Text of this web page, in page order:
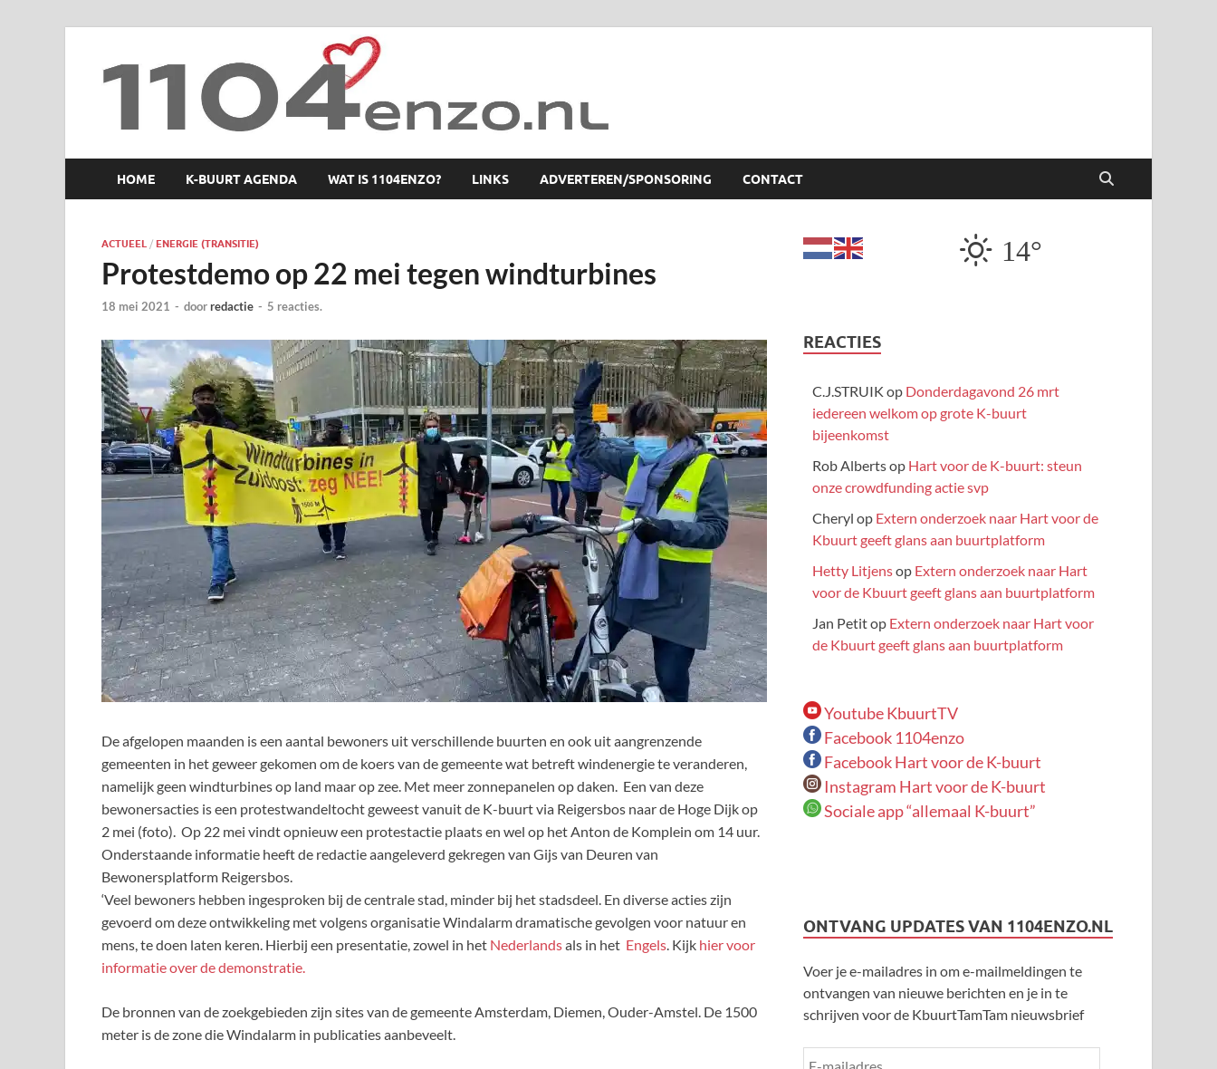
1104 en zo
HOME K-BUURT AGENDA WAT IS 1104ENZO? LINKS ADVERTEREN/SPONSORING CONTACT
ACTUEEL / ENERGIE (TRANSITIE)
Protestdemo op 22 mei tegen windturbines
18 mei 2021 - doorredactie - 5 reacties.
De afgelopen maanden is een aantal bewoners uit verschillende buurten en ook uit aangrenzende
gemeenten in het geweer gekomen om de koers van de gemeente wat betreft windenergie te veranderen,
namelijk geen windturbines op land maar op zee. Met meer zonnepanelen op daken. Een van deze
bewonersacties is een protestwandeltocht geweest vanuit de K-buurt via Reigersbos naar de Hoge Dijk op
2 mei (foto). Op 22 mei vindt opnieuw een protestactie plaats en wel op het Anton de Komplein om 14 uur.
Onderstaande informatie heeft de redactie aangeleverd gekregen van Gijs van Deuren van
Bewonersplatform Reigersbos.
‘Veel bewoners hebben ingesproken bij de centrale stad, minder bij het stadsdeel. En diverse acties zijn
gevoerd om deze ontwikkeling met volgens organisatie Windalarm dramatische gevolgen voor natuur en
mens, te doen laten keren. Hierbij een presentatie, zowel in het Nederlandsals in het Engels . Kijk hier voor
informatie over de demonstratie.
De bronnen van de zoekgebieden zijn sites van de gemeente Amsterdam, Diemen, Ouder-Amstel. De 1500
meter is de zone die Windalarm in publicaties aanbeveelt.
14°
REACTIES
C.J.STRUIK op Donderdagavond 26 mrt
iedereen welkom op grote K-buurt
bijeenkomst
Rob Albertsop Hart voor de K-buurt: steun
onze crowdfunding actie svp
Cheryl op Extern onderzoek naar Hart voor de
Kbuurt geeft glans aan buurtplatform
Hetty Litjensop Extern onderzoek naar Hart
voor de Kbuurt geeft glans aan buurtplatform
Jan Petitop Extern onderzoek naar Hart voor
de Kbuurt geeft glans aan buurtplatform
Youtube KbuurtTV
Facebook 1104enzo
Facebook Hart voor de K-buurt
Instagram Hart voor de K-buurt
Sociale app “allemaal K-buurt”
ONTVANG UPDATES VAN 1104ENZO.NL
Voer je e-mailadres in om e-mailmeldingen te
ontvangen van nieuwe berichten en je in te
schrijven voor de KbuurtTamTam nieuwsbrief